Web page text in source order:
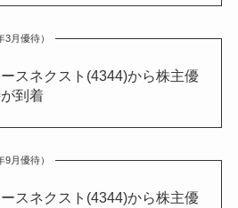
月優待）
スネクスト(4344)から株主優
到着
月優待）
スネクスト(4344)から株主優